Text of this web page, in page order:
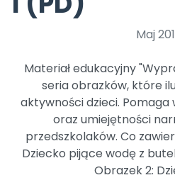
Archiwalne numery
Promocje
Maj
Materiał edukacyjny
seria obrazków, które
aktywności dzieci. Pomaga
oraz umiejętności
przedszkolaków. Co
Dziecko pijące wodę z
Obrazek 2: